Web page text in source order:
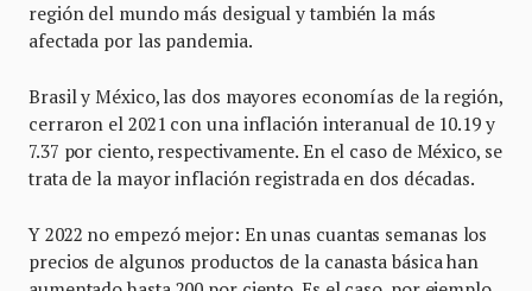
región del mundo más desigual y también la más
afectada por las pandemia.
Brasil y México, las dos mayores economías de la región,
cerraron el 2021 con una inflación interanual de 10.19 y
7.37 por ciento, respectivamente. En el caso de México, se
trata de la mayor inflación registrada en dos décadas.
Y 2022 no empezó mejor: En unas cuantas semanas los
precios de algunos productos de la canasta básica han